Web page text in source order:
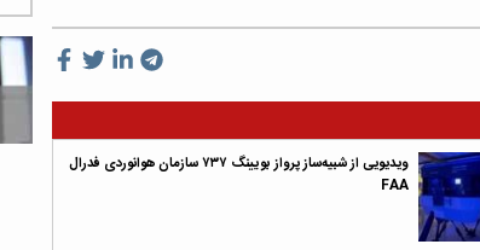
ویدیویی از شبیه‌ساز پرواز بویینگ ۷۳۷ سازمان هوانوردی فدرال
FAA